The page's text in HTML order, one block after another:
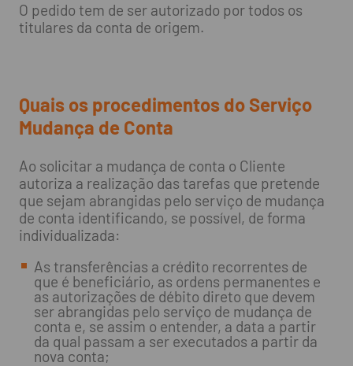
O pedido tem de ser autorizado por todos os
titulares da conta de origem.
Quais os procedimentos do Serviço
Mudança de Conta
Ao solicitar a mudança de conta o Cliente
autoriza a realização das tarefas que pretende
que sejam abrangidas pelo serviço de mudança
de conta identificando, se possível, de forma
individualizada:
As transferências a crédito recorrentes de
que é beneficiário, as ordens permanentes e
as autorizações de débito direto que devem
ser abrangidas pelo serviço de mudança de
conta e, se assim o entender, a data a partir
da qual passam a ser executados a partir da
nova conta;